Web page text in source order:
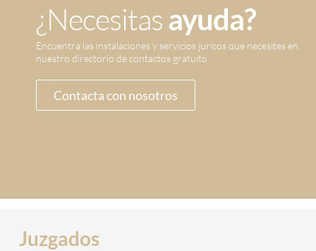
¿Necesitasayuda?
Encuentra las instalaciones y servicios jurícos que necesites en
nuestro directorio de contactos gratuito.
Contacta con nosotros
Juzgados